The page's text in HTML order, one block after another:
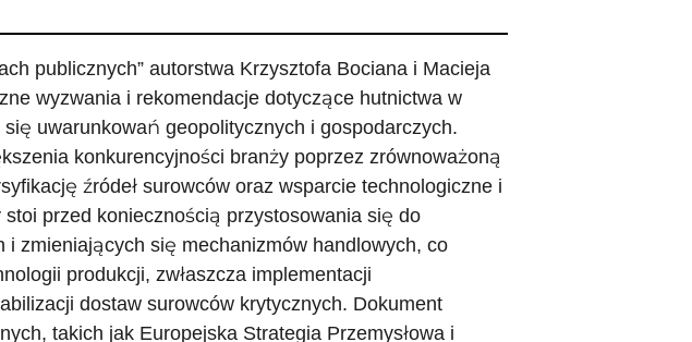
publicznych” autorstwa Krzysztofa Bociana i Macieja
wyzwania i rekomendacje dotyczące hutnictwa w
uwarunkowań geopolitycznych i gospodarczych.
konkurencyjności branży poprzez zrównoważoną
źródeł surowców oraz wsparcie technologiczne i
przed koniecznością przystosowania się do
zmieniających się mechanizmów handlowych, co
produkcji, zwłaszcza implementacji
dostaw surowców krytycznych. Dokument
takich jak Europejska Strategia Przemysłowa i